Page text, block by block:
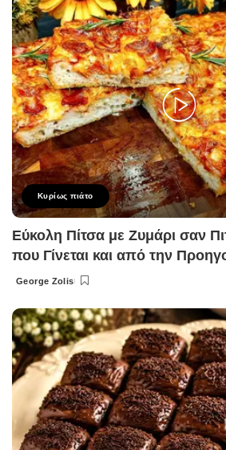
Κυρίως πιάτο
Εύκολη Πίτσα με Ζυμάρι σαν
που Γίνεται και από την
Posted
George Zolis